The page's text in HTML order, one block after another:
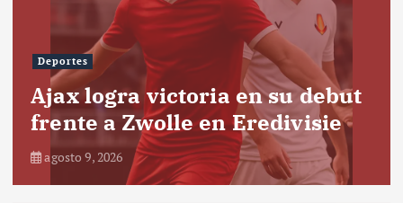
Deportes
Ajax logra victoria en su debut
frente a Zwolle en Eredivisie
agosto 9, 2026